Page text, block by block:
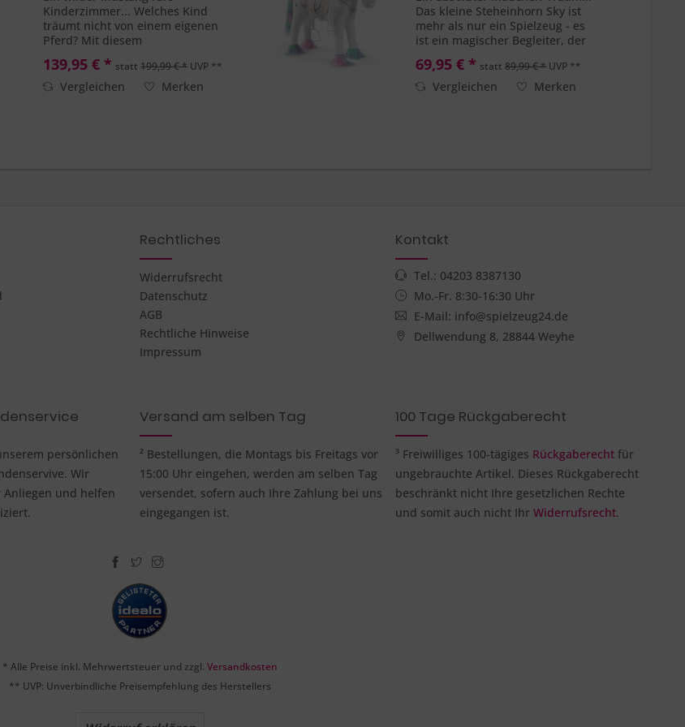
Kinderzimmer... Welches Kind
träumt nicht von einem eigenen
Pferd? Mit diesem
wunderschönen Standpferd von
ELLA & PIET® kann der Traum
schnell wahr werden. Mit dem
139,95 € * statt199,99 € * UVP **
Vergleichen Merken
Das kleine Steheinhorn Sky ist
mehr als nur ein Spielzeug - es
ist ein magischer Begleiter, der
die Fantasie zum Leben erweckt.
Das super weiche Fell lädt zum
Streicheln und Kuscheln ein und
69,95 € * statt89,99 € * UVP **
Vergleichen Merken
Rechtliches
Widerrufsrecht
Datenschutz
AGB
Rechtliche Hinweise
Impressum
Kontakt
Tel.: 04203 8387130
Mo.-Fr. 8:30-16:30 Uhr
E-Mail: info@spielzeug24.de
Dellwendung 8, 28844 Weyhe
persönlichen
Wir
und helfen
Versand am selben Tag
² Bestellungen, die Montags bis Freitags vor
15:00 Uhr eingehen, werden am selben Tag
versendet, sofern auch Ihre Zahlung bei uns
eingegangen ist.
100 Tage Rückgaberecht
³ Freiwilliges 100-tägiges Rückgaberecht für
ungebrauchte Artikel. Dieses Rückgaberecht
beschränkt nicht Ihre gesetzlichen Rechte
und somit auch nicht Ihr Widerrufsrecht.
* Alle Preise inkl. Mehrwertsteuer und zzgl. Versandkosten
** UVP: Unverbindliche Preisempfehlung des Herstellers